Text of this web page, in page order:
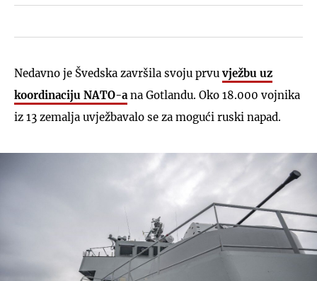
Nedavno je Švedska završila svoju prvuvježbu uz
koordinaciju NATO-a na Gotlandu. Oko 18.000 vojnika
iz 13 zemalja uvježbavalo se za mogući ruski napad.